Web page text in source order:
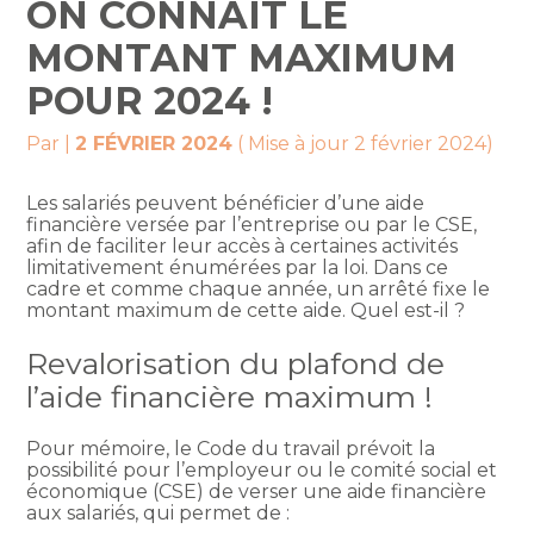
ON CONNAÎT LE
MONTANT MAXIMUM
POUR 2024 !
Par 2 FÉVRIER 2024 ( Mise à jour 2 février 2024)
Les salariés peuvent bénéficier d’une aide
financière versée par l’entreprise ou par le CSE,
afin de faciliter leur accès à certaines activités
limitativement énumérées par la loi. Dans ce
cadre et comme chaque année, un arrêté fixe le
montant maximum de cette aide. Quel est-il ?
Revalorisation du plafond de
l’aide financière maximum !
Pour mémoire, le Code du travail prévoit la
possibilité pour l’employeur ou le comité social et
économique (CSE) de verser une aide financière
aux salariés, qui permet de :